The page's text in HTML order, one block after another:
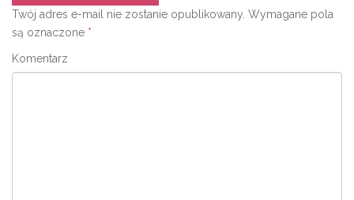
Twój adres e-mail nie zostanie opublikowany. Wymagane pola
są oznaczone *
Komentarz